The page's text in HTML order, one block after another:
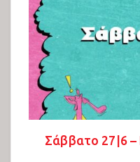
Σάββατο 27|6